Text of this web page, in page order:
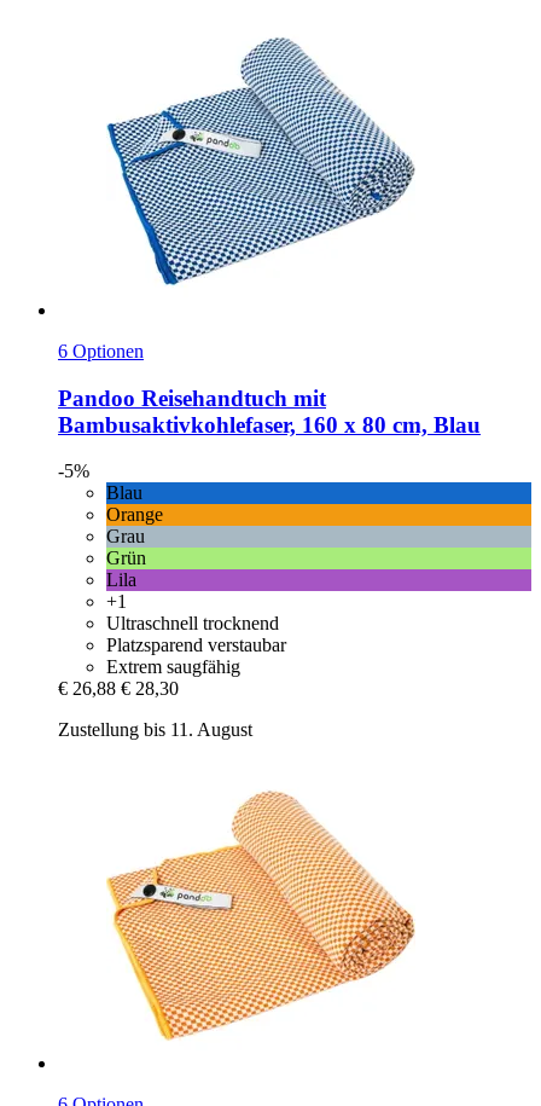
6 Optionen
Pandoo Reisehandtuch mit
Bambusaktivkohlefaser, 160 x 80 cm, Blau
-5%
Blau
Orange
Grau
Grün
Lila
+1
Ultraschnell trocknend
Platzsparend verstaubar
Extrem saugfähig
€ 26,88 € 28,30
Zustellung bis 11. August